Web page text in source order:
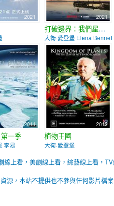
2021 2021
打破邊界：我們星球的科學
大衛·愛登堡 Elena Bennett
2011
一季
李易
2012
植物王國
大衛·愛登堡
線上看，美劇線上看，綜藝線上看，
源，本站不提供也不參與任何影片檔